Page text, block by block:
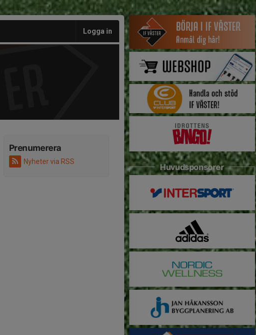
Logga in
Prenumerera
Nyheter via RSS
Huvudsponsorer